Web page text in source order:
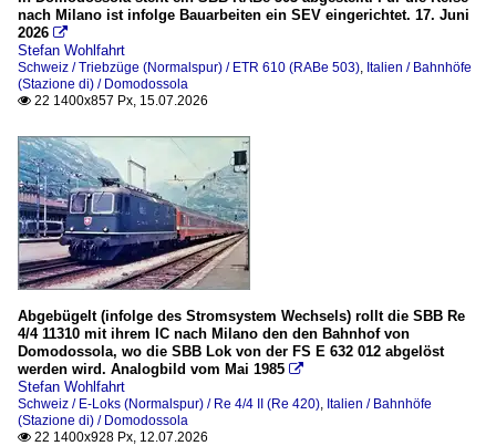
Unternehmen
DB Cargo AG (ex DB Schenker Rail Deutschland AG)
MRCE (Mitsui Rail Capital Europe GmbH), bis 10.2023
Wagen
Personenwagen
Italien
Bahndienstfahrzeuge
Dieselloks / Locomotori Diesel
Draisinen / Draisina
Gleisarbeitsfahrzeuge / Motocarrello di servizio
Gleisstopfmaschinen / Rincalzatrice ferroviaria
1998
2000
2006
2010
2010
2011
2012
2015
2016
2017
2018
2019
nach Milano ist infolge Bauarbeiten ein SEV eingerichtet. 17. Juni
2026 
Stefan Wohlfahrt
Schweiz / Triebzüge (Normalspur) / ETR 610 (RABe 503), Italien / Bahnhöfe
(Stazione di) / Domodossola
 22 1400x857 Px, 15.07.2026
Abgebügelt (infolge des Stromsystem Wechsels) rollt die SBB Re
4/4 11310 mit ihrem IC nach Milano den den Bahnhof von
Domodossola, wo die SBB Lok von der FS E 632 012 abgelöst
werden wird. Analogbild vom Mai 1985 
Stefan Wohlfahrt
Schweiz / E-Loks (Normalspur) / Re 4/4 II (Re 420), Italien / Bahnhöfe
(Stazione di) / Domodossola
 22 1400x928 Px, 12.07.2026